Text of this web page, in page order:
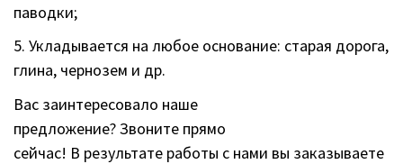
паводки;
5. Укладывается на любое основание: старая дорога,
глина, чернозем и др.
Вас заинтересовало наше
предложение? Звоните прямо
сейчас! В результате работы с нами вы заказываете